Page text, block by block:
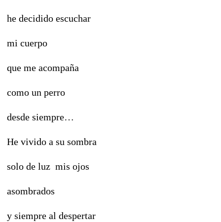
he decidido escuchar
mi cuerpo
que me acompaña
como un perro
desde siempre…
He vivido a su sombra
solo de luz mis ojos
asombrados
y siempre al despertar